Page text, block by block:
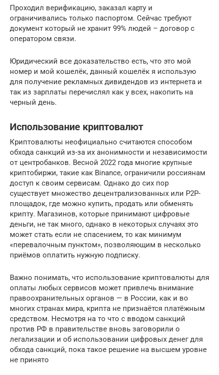
Проходил верификацию, заказал карту и
ограничивались только паспортом. Сейчас требуют
документ который не хранит 99% людей – договор с
оператором связи.
Юридический все доказательство есть, что это мой
номер и мой кошелёк, данный кошелёк я использую
для получение рекламных дивидендов из интернета и
так из зарплаты перечислял как у всех, накопить на
черный день.
Использование криптовалют
Криптовалюты неофициально считаются способом
обхода санкций из-за их анонимности и независимости
от центробанков. Весной 2022 года многие крупные
криптобиржи, такие как Binance, ограничили россиянам
доступ к своим сервисам. Однако до сих пор
существует множество децентрализованных или P2P-
площадок, где можно купить, продать или обменять
крипту. Магазинов, которые принимают цифровые
деньги, не так много, однако в некоторых случаях это
может стать если не спасением, то как минимум
«перевалочным пунктом», позволяющим в несколько
приёмов оплатить нужную подписку.
Важно понимать, что использование криптовалюты для
оплаты любых сервисов может привлечь внимание
правоохранительных органов — в России, как и во
многих странах мира, крипта не признаётся платёжным
средством. Несмотря на то что с вводом санкций
против РФ в правительстве вновь заговорили о
легализации и об использовании цифровых денег для
обхода санкций, пока такое решение на высшем уровне
не принято